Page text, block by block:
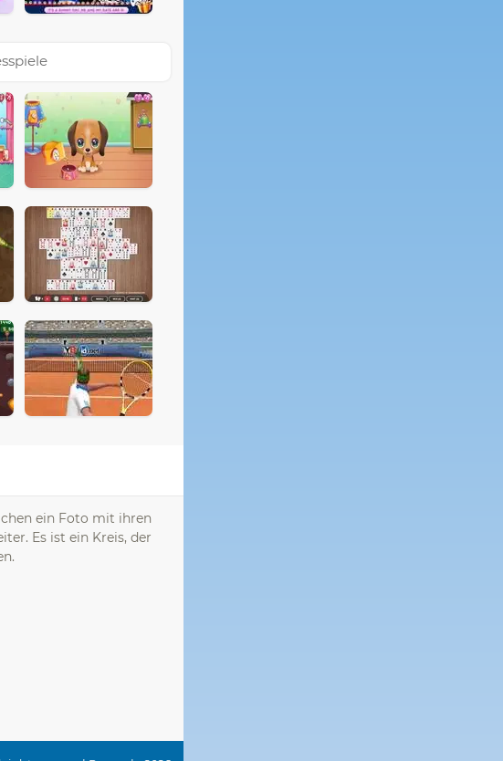
ein Foto mit ihren
Es ist ein Kreis, der